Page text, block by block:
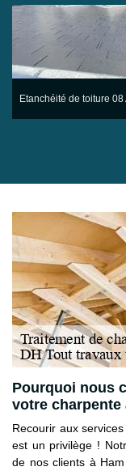
Etanchéité de toiture 08
Pourquoi nous
votre charpente
Recourir aux
est un privilège !
de nos clients à